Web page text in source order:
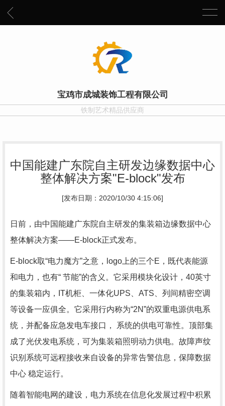
宝鸡市成城装饰工程有限公司
铁制艺术精品供应商
中国能建广东院自主研发边缘数据中心
整体解决方案"E-block"发布
[发布日期：2020/10/30 4:15:06]
日前，由中国能建广东院自主研发的集装箱边缘数据中心
整体解决方案——E-block正式发布。
E-block取“电力魔方”之意，logo上的三个E，既代表能源
和电力，也有“ 节能”的含义。它采用模块化设计，40英寸
的集装箱内，IT机柜、一体化UPS、ATS、列间精密空调
等设备一应俱全。它采用行内称为“2N”的双重电源供电系
统，并配备应急发电车接口， 系统的供电可靠性。顶部集
成了光伏发电系统，可为集装箱照明动力供电。故障声纹
识别系统可远程接收来自设备的异常告警信息，保障数据
中心 稳定运行。
随着智能电网的建设，电力系统在信息化发展过程中积累